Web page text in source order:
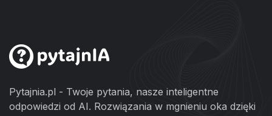
Pytajnia.pl - Twoje pytania, nasze inteligentne
odpowiedzi od AI. Rozwiązania w mgnieniu oka dzięki